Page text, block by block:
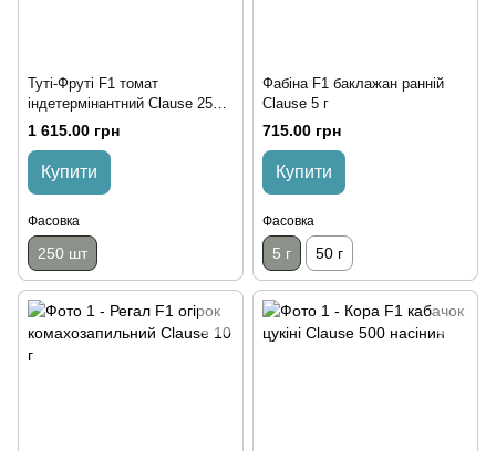
Туті-Фруті F1 томат
індетермінантний Clause 250
насінин
1 615.00 грн
Купити
Фасовка
250 шт
Фабіна F1 баклажан ранній
Clause 5 г
715.00 грн
Купити
Фасовка
5 г 50 г